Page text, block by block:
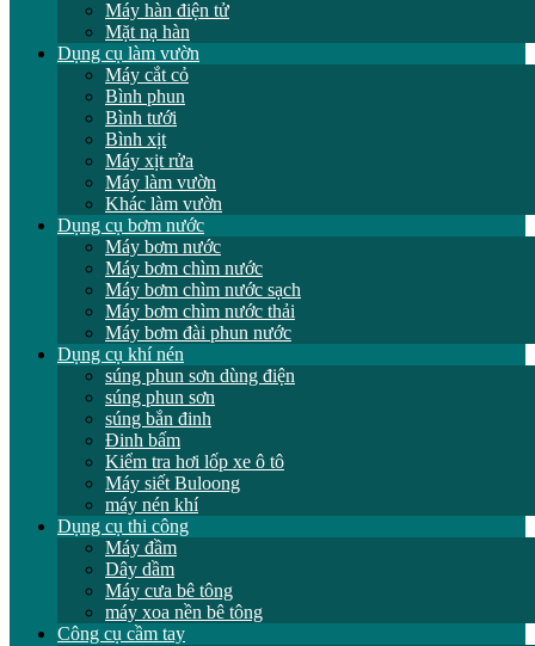
Máy hàn điện tử
Mặt nạ hàn
Dụng cụ làm vườn
Máy cắt cỏ
Bình phun
Bình tưới
Bình xịt
Máy xịt rửa
Máy làm vườn
Khác làm vườn
Dụng cụ bơm nước
Máy bơm nước
Máy bơm chìm nước
Máy bơm chìm nước sạch
Máy bơm chìm nước thải
Máy bơm đài phun nước
Dụng cụ khí nén
súng phun sơn dùng điện
súng phun sơn
súng bắn đinh
Đinh bấm
Kiểm tra hơi lốp xe ô tô
Máy siết Buloong
máy nén khí
Dụng cụ thi công
Máy đầm
Dây dầm
Máy cưa bê tông
máy xoa nền bê tông
Công cụ cầm tay